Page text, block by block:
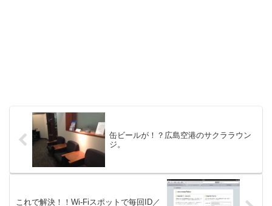
缶ビールが！？広島空港のサクララウン
ジ。
これで解決！！Wi-Fiスポットで毎回ID／